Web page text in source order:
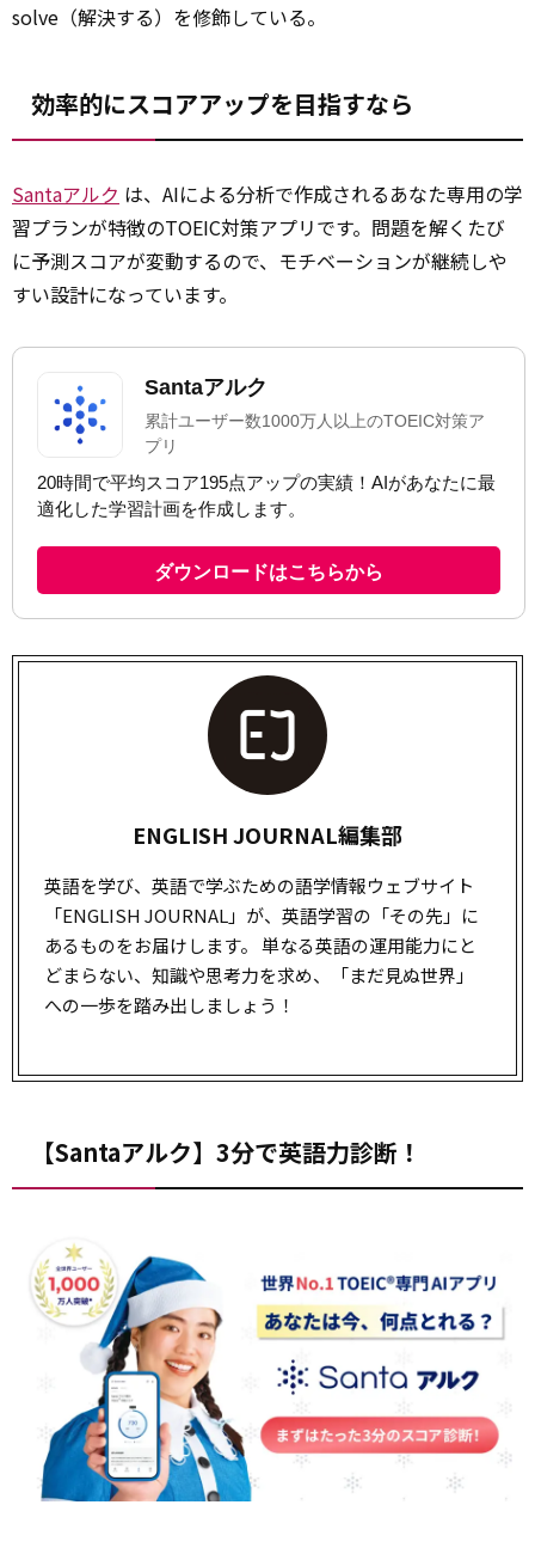
solve（解決する）を修飾している。
効率的にスコアアップを目指すなら
Santaアルク は、AIによる分析で作成されるあなた専用の学
習プランが特徴のTOEIC対策アプリです。問題を解くたび
に予測スコアが変動するので、モチベーションが継続しや
すい設計になっています。
ENGLISH JOURNAL編集部
英語を学び、英語で学ぶための語学情報ウェブサイト
「ENGLISH JOURNAL」が、英語学習の「その先」に
あるものをお届けします。 単なる英語の運用能力にと
どまらない、知識や思考力を求め、「まだ見ぬ世界」
への一歩を踏み出しましょう！
【Santaアルク】3分で英語力診断！